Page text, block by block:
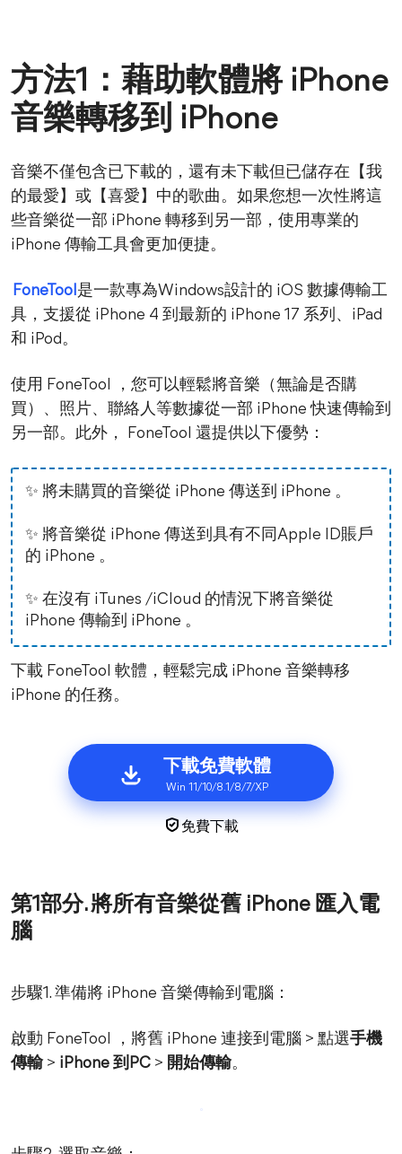
方法1：藉助軟體將 iPhone
音樂轉移到 iPhone
音樂不僅包含已下載的，還有未下載但已儲存在【我
的最愛】或【喜愛】中的歌曲。如果您想一次性將這
些音樂從一部 iPhone 轉移到另一部，使用專業的
iPhone 傳輸工具會更加便捷。
FoneTool是一款專為Windows設計的 iOS 數據傳輸工
具，支援從 iPhone 4 到最新的 iPhone 17 系列、iPad
和 iPod。
使用 FoneTool ，您可以輕鬆將音樂（無論是否購
買）、照片、聯絡人等數據從一部 iPhone 快速傳輸到
另一部。此外， FoneTool 還提供以下優勢：
✨ 將未購買的音樂從 iPhone 傳送到 iPhone 。
✨ 將音樂從 iPhone 傳送到具有不同Apple ID賬戶
的 iPhone 。
✨ 在沒有 iTunes /iCloud 的情況下將音樂從
iPhone 傳輸到 iPhone 。
下載 FoneTool 軟體，輕鬆完成 iPhone 音樂轉移
iPhone 的任務。
下載免費軟體
Win 11/10/8.1/8/7/XP
免費下載
第1部分. 將所有音樂從舊 iPhone 匯入電
腦
步驟1. 準備將 iPhone 音樂傳輸到電腦：
啟動 FoneTool ，將舊 iPhone 連接到電腦 > 點選手機
傳輸 > iPhone 到PC > 開始傳輸。